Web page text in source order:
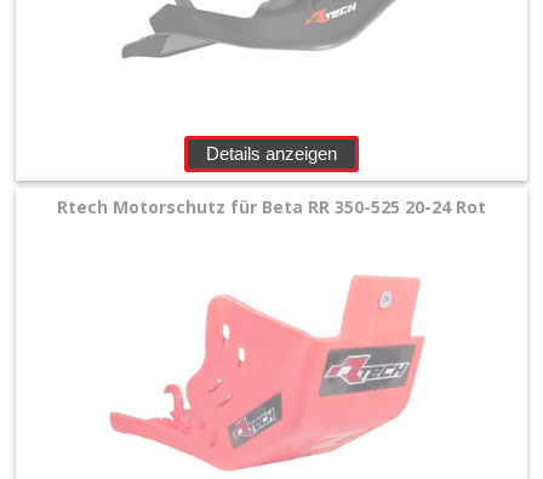
Details anzeigen
Rtech Motorschutz für Beta RR 350-525 20-24 Rot